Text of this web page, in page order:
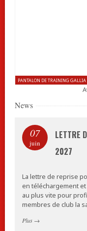
PANTALON DE TRAINING GALLIA
News
07
juin
LETTRE
2027
La lettre de reprise
en téléchargement
au plus vite pour
membres de club la
Plus →